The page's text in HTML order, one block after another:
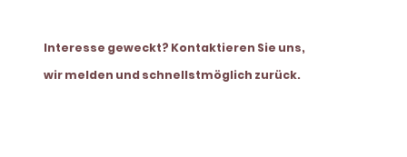
Interesse geweckt? Kontaktieren Sie uns,
wir melden und schnellstmöglich zurück.